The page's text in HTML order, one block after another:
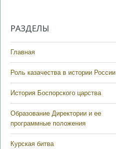
РАЗДЕЛЫ
Главная
Роль казачества в истории России
История Боспорского царства
Образование Директории и ее
программные положения
Курская битва